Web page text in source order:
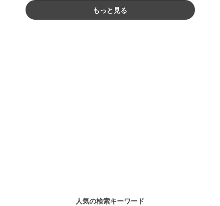
もっと見る
人気の検索キーワード